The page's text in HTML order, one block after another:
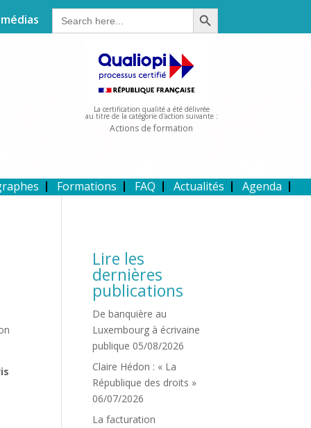
Search
for:
Search Button
La certification qualité a été délivrée
au titre de la catégorie d'action suivante :
Actions de formation
Formations FAQ Actualités Agenda
Lire les
dernières
publications
De banquière au
Luxembourg à écrivaine
publique 05/08/2026
Claire Hédon : « La
République des droits »
06/07/2026
La facturation